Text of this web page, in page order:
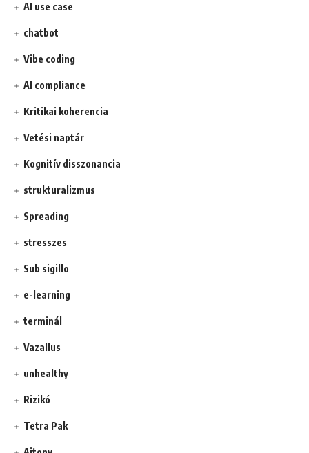
AI use case
chatbot
Vibe coding
AI compliance
Kritikai koherencia
Vetési naptár
Kognitív disszonancia
strukturalizmus
Spreading
stresszes
Sub sigillo
e-learning
terminál
Vazallus
unhealthy
Rizikó
Tetra Pak